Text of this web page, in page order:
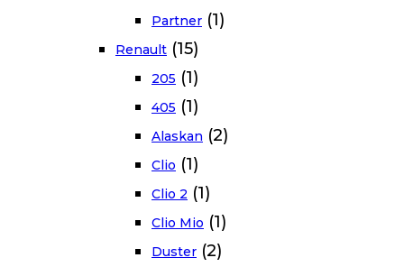
Partner (1)
Renault (15)
205 (1)
405 (1)
Alaskan (2)
Clio (1)
Clio 2 (1)
Clio Mio (1)
Duster (2)